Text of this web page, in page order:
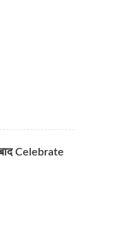
Celebrate